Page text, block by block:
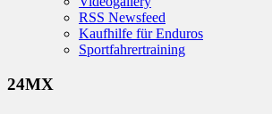
RSS Newsfeed
Kaufhilfe für Enduros
Sportfahrertraining
24MX